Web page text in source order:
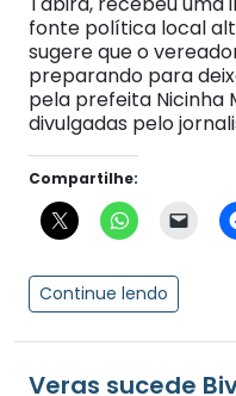
fonte política local
sugere que o
preparando para
pela prefeita Nicinha
divulgadas pelo
Compartilhe:
Continue lendo
Veras sucede